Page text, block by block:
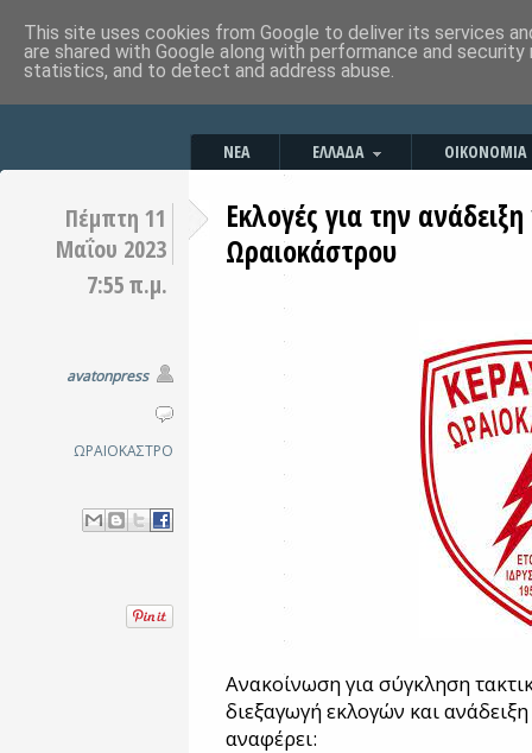
ΝΕΑ ΕΛΛΑΔΑ ΟΙΚΟΝΟΜΙΑ
Πέμπτη 11
Μαΐου 2023
7:55 π.μ.
avatonpress
ΩΡΑΙΟΚΑΣΤΡΟ
Εκλογές για την
Ωραιοκάστρου
Ανακοίνωση για σύγκληση
διεξαγωγή εκλογών και
αναφέρει:
This site uses cookies from Google to deliver its services
are shared with Google along with performance and
statistics, and to detect and address abuse.